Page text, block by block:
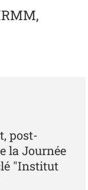
post-
la Journée
"Institut